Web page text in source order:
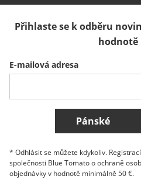
Belgique (Français)
Všechny
Přihlaste se k odběru
hodnotě
E-mailová adresa
Pánské
* Odhlásit se můžete kdykoliv.
společnosti Blue Tomato o ochraně
objednávky v hodnotě minimálně 50 €.